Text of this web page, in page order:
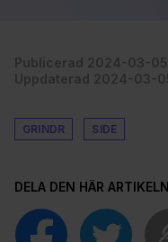
Publicerad 2024-03-05
Uppdaterad 2024-03-
GRINDR SIDE
DELA DEN HÄR ARTIKELN